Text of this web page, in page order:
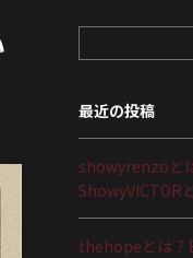
最近の投稿
showyrenzoと
ShowyVICTOR
thehopeとは？